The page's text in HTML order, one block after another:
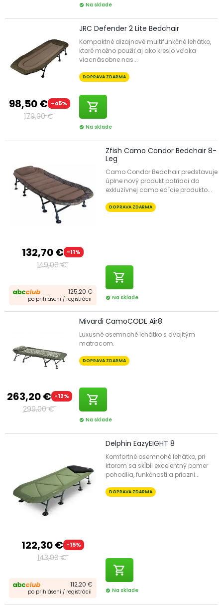
check_circle Na sklade
98,50 € -45%
179,00 €
JRC Defender 2 Lite Bedchair
Kompaktné dizajnové multifunkčné lehátko,
ktoré možno použiť aj ako kreslo vďaka
viacnásobne nas...
DOPRAVA ZDARMA
shopping_cart
check_circle Na sklade
132,70 € -11%
149,00 €
125,20 €
po prihlásení / registrácii
Zfish Camo Condor Bedchair 8-
Leg
Camo Condor Bedchair predstavuje
úplne nový produkt patriaci do
exkluzívnej camo edície produkto...
DOPRAVA ZDARMA
shopping_cart
check_circle Na sklade
263,20 € -12%
299,00 €
Mivardi CamoCODE Air8
Luxusné osemnohé lehátko s dvojitým
matracom.
DOPRAVA ZDARMA
shopping_cart
check_circle Na sklade
122,30 € -15%
143,90 €
112,20 €
po prihlásení / registrácii
Delphin EazyEIGHT 8
Komfortné osemnohé lehátko, pri
ktorom sa skĺbil excelentný pomer
pohodlia, funkčnosti a priazni...
DOPRAVA ZDARMA
shopping_cart
check_circle Na sklade